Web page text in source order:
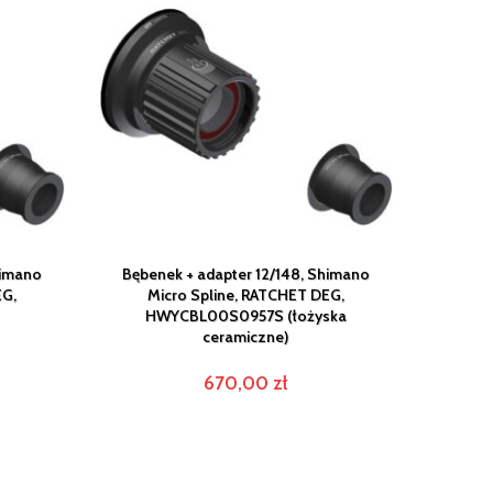
Bębenek + adapter 12/148, Shimano
Micro Spline, RATCHET DEG,
HWYCBL00S0957S (łożyska
ceramiczne)
670,00 zł